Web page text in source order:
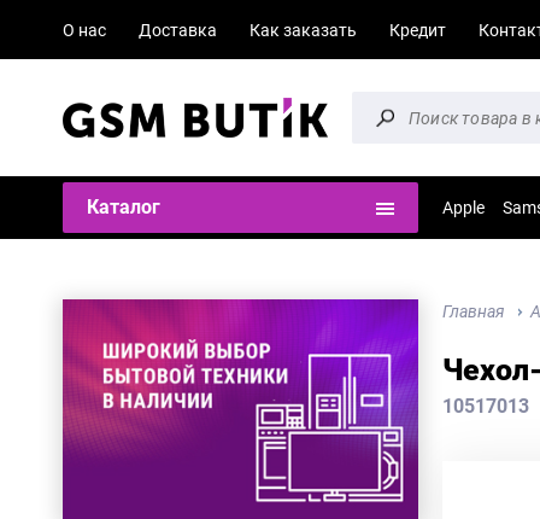
О нас Доставка Как заказать Кредит
Каталог Apple
Главная
10517013